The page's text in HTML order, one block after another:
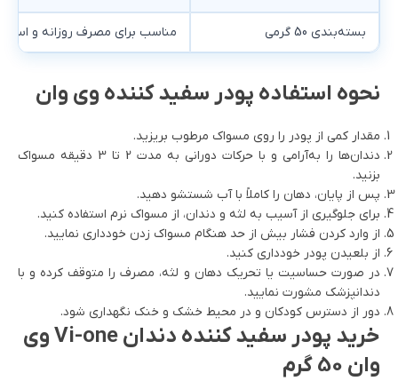
بسته‌بندی 50 گرمی مناسب برای مصرف روزانه و
نحوه استفاده پودر سفید کننده وی وان
مقدار کمی از پودر را روی مسواک مرطوب بریزید.
دندان‌ها را به‌آرامی و با حرکات دورانی به مدت 2 تا 3 دقیقه مسواک
بزنید.
پس از پایان، دهان را کاملاً با آب شستشو دهید.
برای جلوگیری از آسیب به لثه و دندان، از مسواک نرم استفاده کنید.
از وارد کردن فشار بیش از حد هنگام مسواک زدن خودداری نمایید.
از بلعیدن پودر خودداری کنید.
در صورت حساسیت یا تحریک دهان و لثه، مصرف را متوقف کرده و با
دندانپزشک مشورت نمایید.
دور از دسترس کودکان و در محیط خشک و خنک نگهداری شود.
خرید پودر سفید کننده دندان Vi-one وی
وان 50 گرم